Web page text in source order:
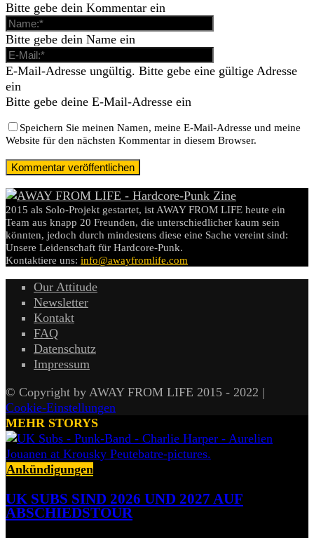
Bitte gebe dein Kommentar ein
Bitte gebe dein Name ein
E-Mail-Adresse ungültig. Bitte gebe eine gültige Adresse
ein
Bitte gebe deine E-Mail-Adresse ein
Speichern Sie meinen Namen, meine E-Mail-Adresse und meine
Website für den nächsten Kommentar in diesem Browser.
2015 als Solo-Projekt gestartet, ist AWAY FROM LIFE heute ein
Team aus knapp 20 Freunden, die unterschiedlicher kaum sein
könnten, jedoch durch mindestens diese eine Sache vereint sind:
Unsere Leidenschaft für Hardcore-Punk.
Kontaktiere uns: info@awayfromlife.com
Our Attitude
Newsletter
Kontakt
FAQ
Datenschutz
Impressum
© Copyright by AWAY FROM LIFE 2015 - 2022 |
Cookie-Einstellungen
MEHR STORYS
Ankündigungen
UK SUBS SIND 2026 UND 2027 AUF
ABSCHIEDSTOUR